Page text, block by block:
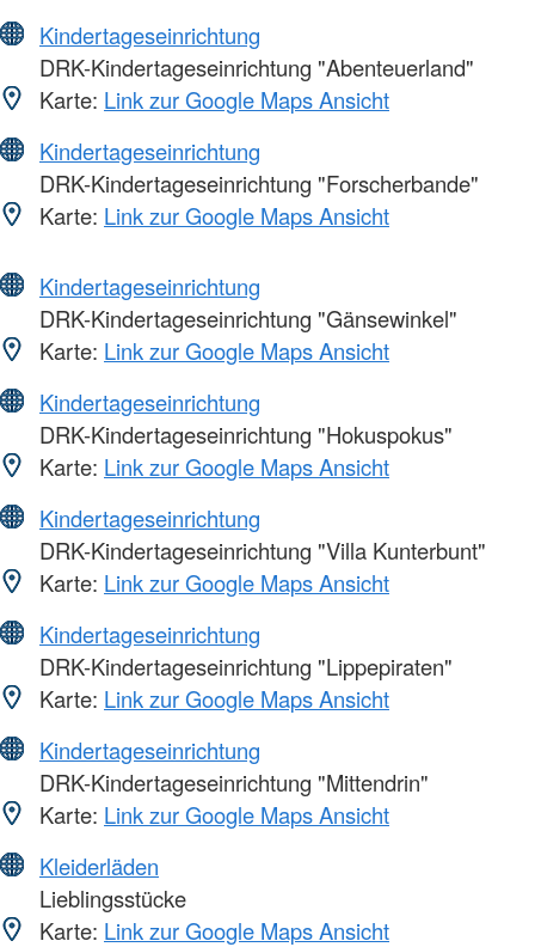
Kindertageseinrichtung
DRK-Kindertageseinrichtung "Abenteuerland"
Karte: Link zur Google Maps Ansicht
Kindertageseinrichtung
DRK-Kindertageseinrichtung "Forscherbande"
Karte: Link zur Google Maps Ansicht
Kindertageseinrichtung
DRK-Kindertageseinrichtung "Gänsewinkel"
Karte: Link zur Google Maps Ansicht
Kindertageseinrichtung
DRK-Kindertageseinrichtung "Hokuspokus"
Karte: Link zur Google Maps Ansicht
Kindertageseinrichtung
DRK-Kindertageseinrichtung "Villa Kunterbunt"
Karte: Link zur Google Maps Ansicht
Kindertageseinrichtung
DRK-Kindertageseinrichtung "Lippepiraten"
Karte: Link zur Google Maps Ansicht
Kindertageseinrichtung
DRK-Kindertageseinrichtung "Mittendrin"
Karte: Link zur Google Maps Ansicht
Kleiderläden
Lieblingsstücke
Karte: Link zur Google Maps Ansicht